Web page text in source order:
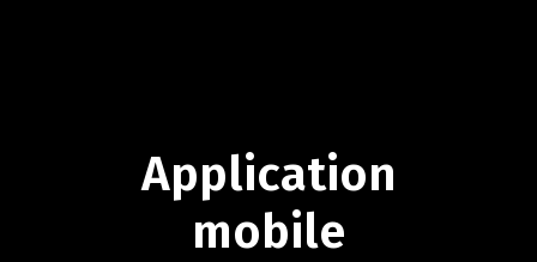
Application
mobile